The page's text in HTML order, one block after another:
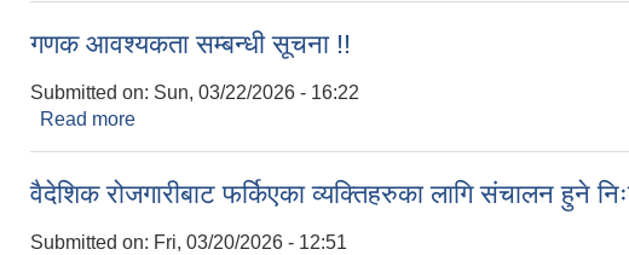
गणक आवश्यकता सम्बन्धी सूचना !!
Submitted on: Sun, 03/22/2026 - 16:22
Read more
वैदेशिक रोजगारीबाट फर्किएका व्यक्तिहरुका लागि संचालन हुने
Submitted on: Fri, 03/20/2026 - 12:51